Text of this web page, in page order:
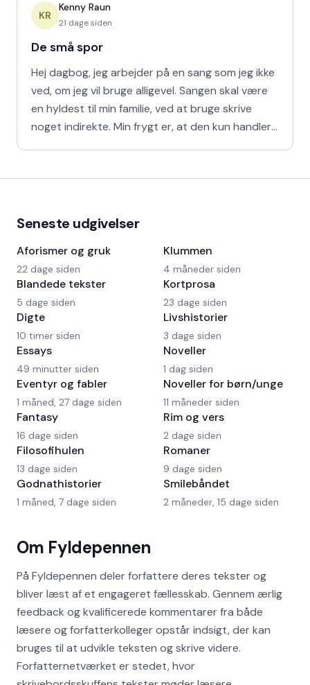
KR
Kenny Raun
21 dage siden
De små spor
Hej dagbog, jeg arbejder på en sang som jeg ikke
ved, om jeg vil bruge alligevel. Sangen skal være
en hyldest til min familie, ved at bruge skrive
noget indirekte. Min frygt er, at den kun handler
Om Fyldepennen
På Fyldepennen deler forfattere deres tekster og
bliver læst af et engageret fællesskab. Gennem ærlig
feedback og kvalificerede kommentarer fra både
læsere og forfatterkolleger opstår indsigt, der kan
bruges til at udvikle teksten og skrive videre.
Forfatternetværket er stedet, hvor
Seneste udgivelser
Aforismer og gruk
22 dage siden
Blandede tekster
5 dage siden
Digte
10 timer siden
Essays
49 minutter siden
Eventyr og fabler
1 måned, 27 dage siden
Fantasy
16 dage siden
Filosofihulen
13 dage siden
Godnathistorier
1 måned, 7 dage siden
Klummen
4 måneder siden
Kortprosa
23 dage siden
Livshistorier
3 dage siden
Noveller
1 dag siden
Noveller for børn/unge
11 måneder siden
Rim og vers
2 dage siden
Romaner
9 dage siden
Smilebåndet
2 måneder, 15 dage siden